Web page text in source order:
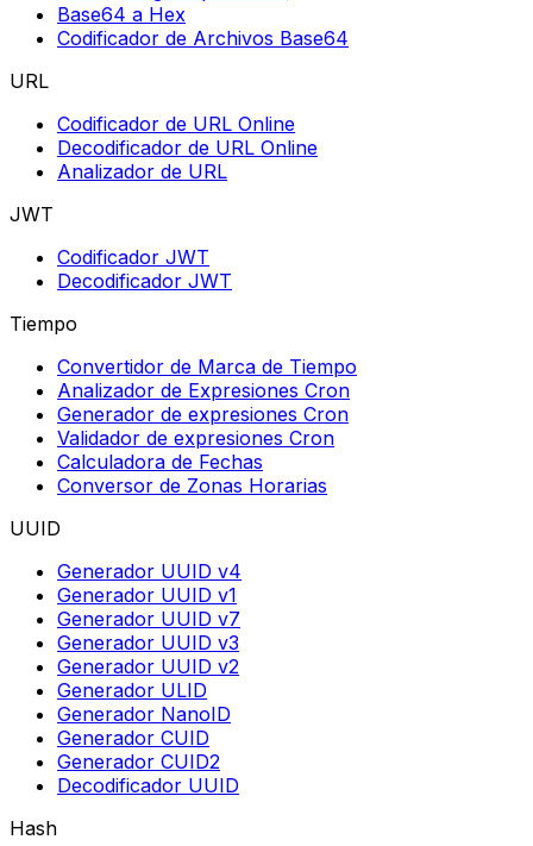
Base64 a Hex
Codificador de Archivos Base64
URL
Codificador de URL Online
Decodificador de URL Online
Analizador de URL
JWT
Codificador JWT
Decodificador JWT
Tiempo
Convertidor de Marca de Tiempo
Analizador de Expresiones Cron
Generador de expresiones Cron
Validador de expresiones Cron
Calculadora de Fechas
Conversor de Zonas Horarias
UUID
Generador UUID v4
Generador UUID v1
Generador UUID v7
Generador UUID v3
Generador UUID v2
Generador ULID
Generador NanoID
Generador CUID
Generador CUID2
Decodificador UUID
Hash